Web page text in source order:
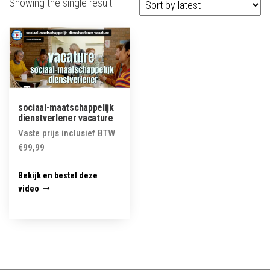
Showing the single result
sociaal-maatschappelijk
dienstverlener vacature
Vaste prijs inclusief BTW
€99,99
Bekijk en bestel deze
video